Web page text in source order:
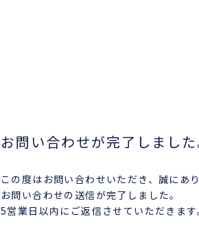
お問い合わせが完了しました
この度はお問い合わせいただき、誠にあ
お問い合わせの送信が完了しました。
5営業日以内にご返信させていただきます